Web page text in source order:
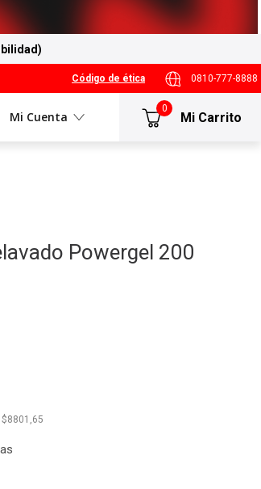
Código de ética 0810-777-8888
Mi Cuenta
0
Powergel 200
8801,65